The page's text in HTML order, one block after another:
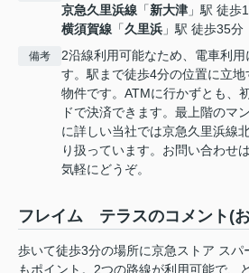
京急久里浜線 「新大津 」駅 徒歩
横須賀線 「久里浜 」駅 徒歩35分
備考
2沿線利用可能なため、電車利
す。駅まで徒歩4分の位置に立
物件です。ATMに行かずとも、
ドで決済できます。最上階のマ
に詳しい当社では京急久里浜線
り扱っています。お問い合わせ
気軽にどうぞ。
フレイム テラスのコメント(
歩いて徒歩3分の場所に京急ストア スパ
もポイント。2つの路線が利用可能で、